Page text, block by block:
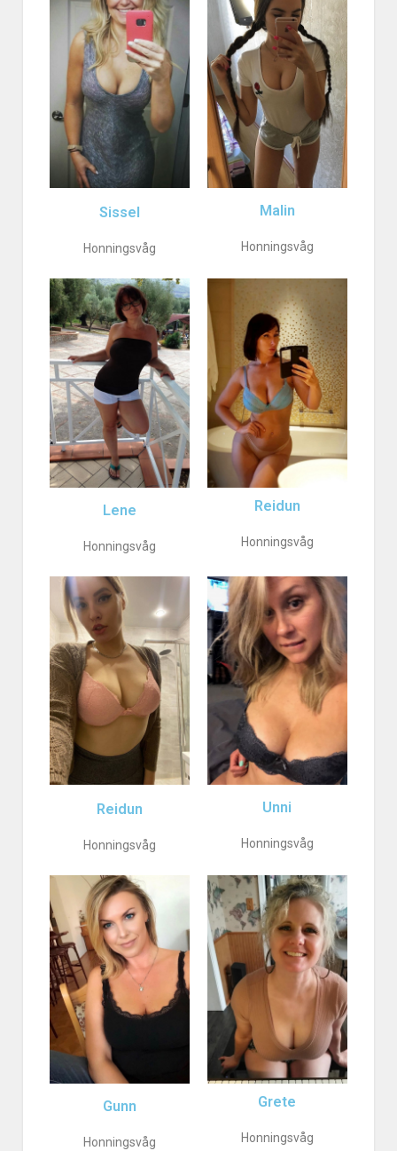
Sissel
Honningsvåg
Malin
Honningsvåg
Lene
Honningsvåg
Reidun
Honningsvåg
Reidun
Honningsvåg
Unni
Honningsvåg
Gunn
Honningsvåg
Grete
Honningsvåg